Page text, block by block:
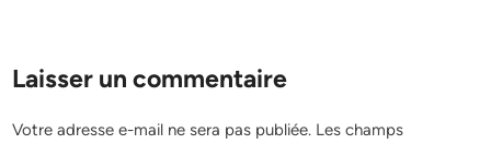
Laisser un commentaire
Votre adresse e-mail ne sera pas publiée. Les champs